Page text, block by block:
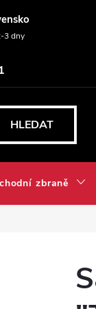
3 dny
HLEDAT
zbraně